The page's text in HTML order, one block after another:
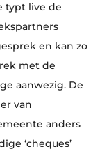
typt live de
en kan zo
met de
aanwezig. De
van
anders
‘cheques’